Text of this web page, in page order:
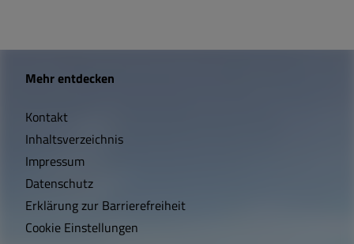
W
c
h
t
i
Mehr entdecken
Kontakt
Inhaltsverzeichnis
Impressum
Datenschutz
Erklärung zur Barrierefreiheit
Cookie Einstellungen